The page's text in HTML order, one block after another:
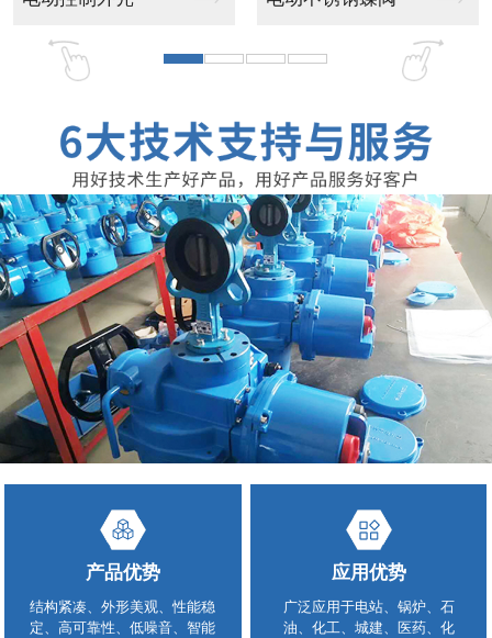
产品优势
结构紧凑、外形美观、性能稳
定、高可靠性、低噪音、智能
应用优势
广泛应用于电站、锅炉、石
油、化工、城建、医药、化